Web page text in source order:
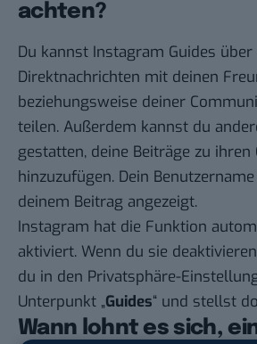
achten?
Du kannst Instagram Guides
Direktnachrichten mit deinen
beziehungsweise deiner
teilen. Außerdem kannst du
gestatten, deine Beiträge zu ihren
hinzuzufügen. Dein
deinem Beitrag angezeigt.
Instagram hat die Funktion
aktiviert. Wenn du sie
du in den Privatsphäre-
Unterpunkt „Guides“ und stellst
Wann lohnt es sich,